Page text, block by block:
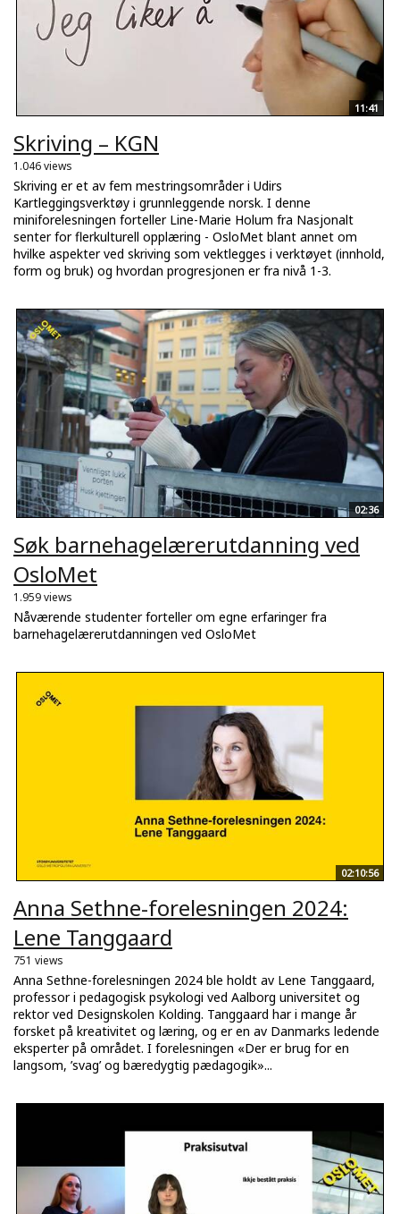
11:41
Skriving – KGN
1.046 views
Skriving er et av fem mestringsområder i Udirs
Kartleggingsverktøy i grunnleggende norsk. I denne
miniforelesningen forteller Line-Marie Holum fra Nasjonalt
senter for flerkulturell opplæring - OsloMet blant annet om
hvilke aspekter ved skriving som vektlegges i verktøyet (innhold,
form og bruk) og hvordan progresjonen er fra nivå 1-3.
02:36
Søk barnehagelærerutdanning ved
OsloMet
1.959 views
Nåværende studenter forteller om egne erfaringer fra
barnehagelærerutdanningen ved OsloMet
02:10:56
Anna Sethne-forelesningen 2024:
Lene Tanggaard
751 views
Anna Sethne-forelesningen 2024 ble holdt av Lene Tanggaard,
professor i pedagogisk psykologi ved Aalborg universitet og
rektor ved Designskolen Kolding. Tanggaard har i mange år
forsket på kreativitet og læring, og er en av Danmarks ledende
eksperter på området. I forelesningen «Der er brug for en
langsom, ’svag’ og bæredygtig pædagogik»...